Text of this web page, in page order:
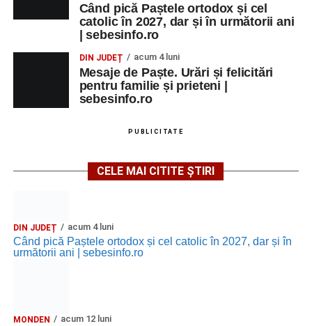
Când pică Paștele ortodox și cel
catolic în 2027, dar și în următorii ani
| sebesinfo.ro
DIN JUDEȚ acum 4 luni
Mesaje de Paște. Urări și felicitări
pentru familie și prieteni |
sebesinfo.ro
PUBLICITATE
CELE MAI CITITE ȘTIRI
DIN JUDEȚ acum 4 luni
Când pică Paștele ortodox și cel catolic în 2027, dar și în
următorii ani | sebesinfo.ro
MONDEN acum 12 luni